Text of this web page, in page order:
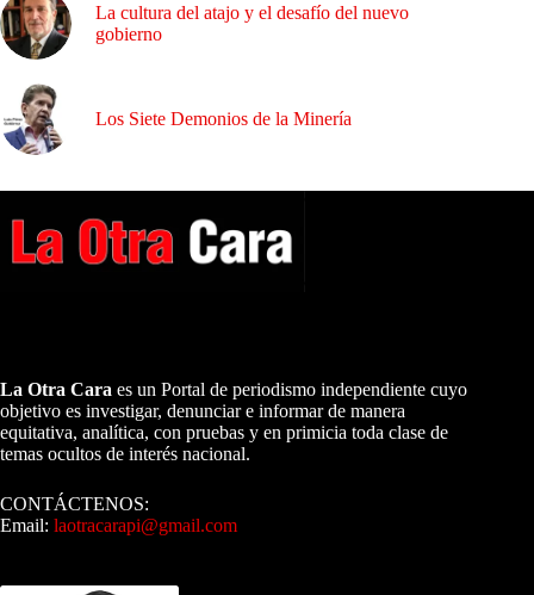
La cultura del atajo y el desafío del nuevo
gobierno
Los Siete Demonios de la Minería
La Otra Cara es un Portal de periodismo independiente cuyo
objetivo es investigar, denunciar e informar de manera
equitativa, analítica, con pruebas y en primicia toda clase de
temas ocultos de interés nacional.
CONTÁCTENOS:
Email: laotracarapi@gmail.com